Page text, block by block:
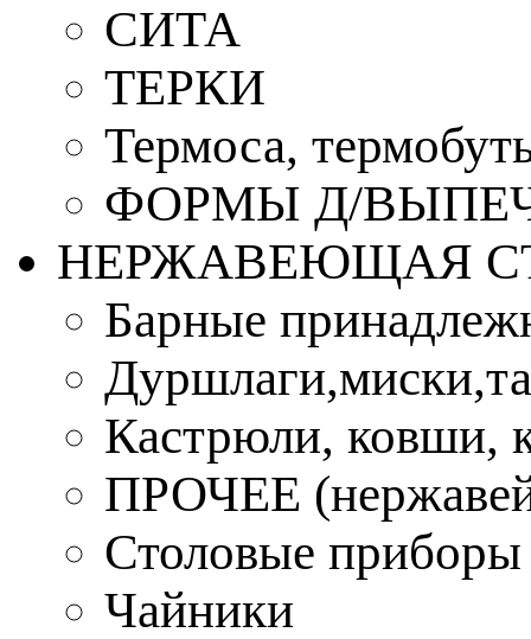
СИТА
ТЕРКИ
Термоса,
ФОРМЫ Д/
НЕРЖАВЕЮЩАЯ
Барные
Кастрюли, ковши,
ПРОЧЕЕ
Столовые приборы
Чайники